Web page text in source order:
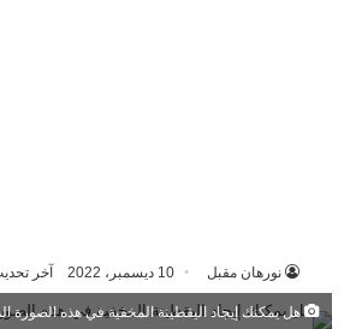
نورهان مقبل 10 ديسمبر، 2022 آخر تحديث: 10
هل يمكنك إيجاد اليقطينة المخفية في هذه الصورة